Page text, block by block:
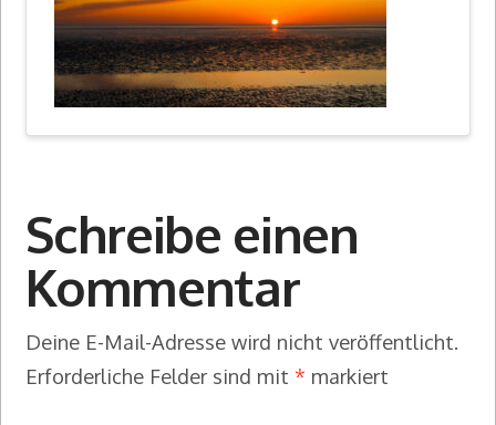
Schreibe einen
Kommentar
Deine E-Mail-Adresse wird nicht veröffentlicht.
Erforderliche Felder sind mit * markiert